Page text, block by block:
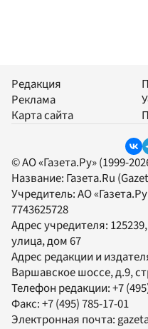
Редакция
Реклама
Карта сайта
© АО «Газета.Ру» (1999-
Название: Газета.Ru
Учредитель:АО
7743625728
Адрес учредителя:
улица, дом 67
Адрес редакции и
Варшавское шоссе, д.9,
Телефон редакции:+7
Факс:+7 (495) 785-17-01
Электронная почта: